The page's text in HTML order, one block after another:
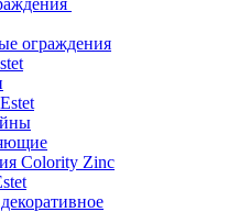
ограждения
Colority Zinc